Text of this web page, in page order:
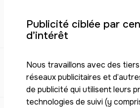
Publicité ciblée par
d’intérêt
Nous travaillons avec des
réseaux publicitaires et
de publicité qui utilisent leurs
technologies de suivi (y